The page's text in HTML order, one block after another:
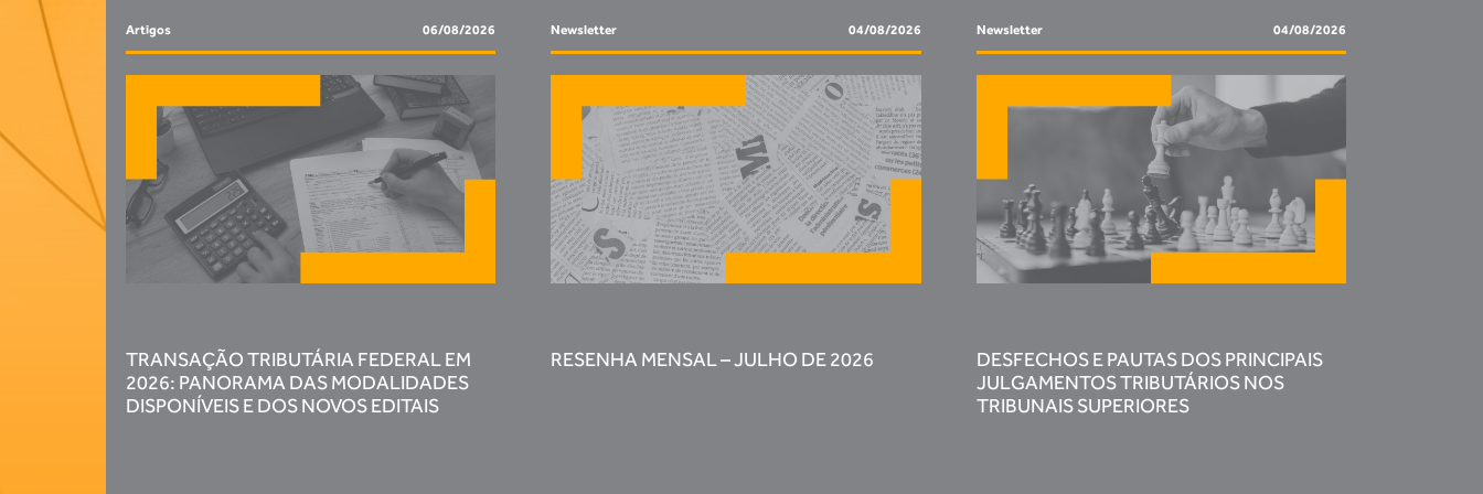
Artigos 06/08/2026
TRANSAÇÃO TRIBUTÁRIA FEDERAL EM
2026: PANORAMA DAS MODALIDADES
DISPONÍVEIS E DOS NOVOS EDITAIS
Newsletter 04/08/2026
RESENHA MENSAL – JULHO DE 2026
Newsletter 04/08/2026
DESFECHOS E PAUTAS DOS PRINCIPAIS
JULGAMENTOS TRIBUTÁRIOS NOS
TRIBUNAIS SUPERIORES